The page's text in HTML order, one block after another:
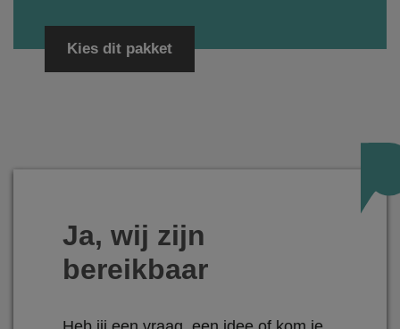
Kies dit pakket
Ja, wij zijn
bereikbaar